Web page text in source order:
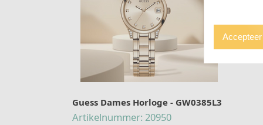
Guess Dames Horloge - GW0385L3
Artikelnummer: 20950